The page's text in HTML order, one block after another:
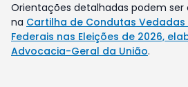
Orientações detalhadas podem ser
na Cartilha de Condutas Vedadas
Federais nas Eleições de 2026,
Advocacia-Geral da União.